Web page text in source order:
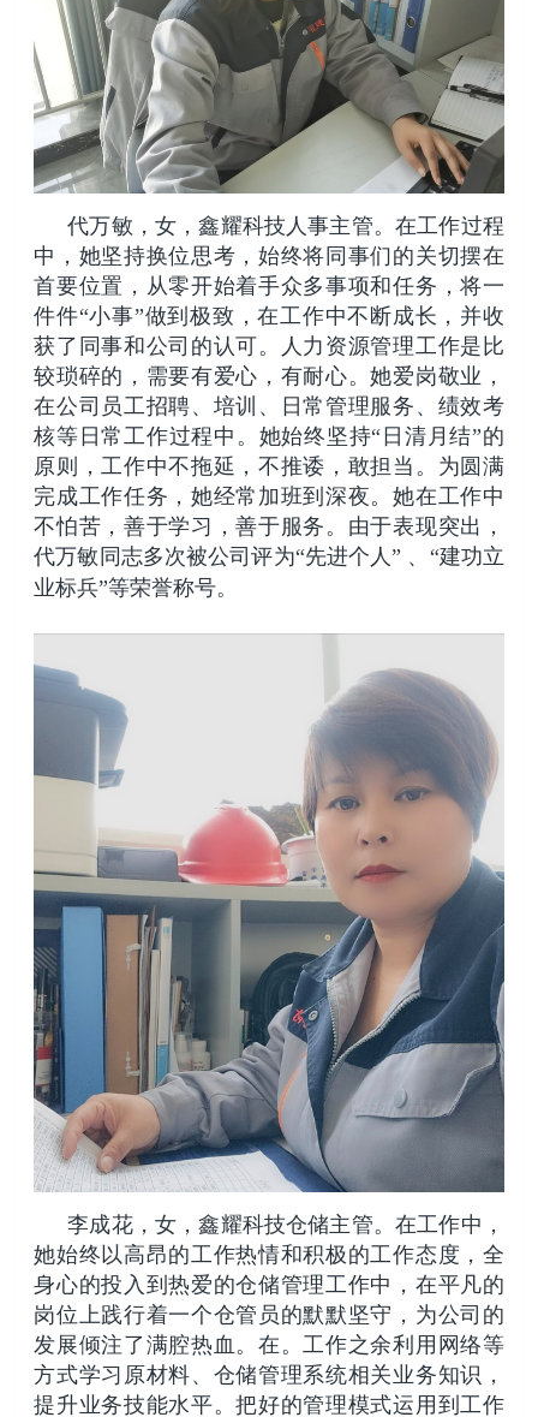
代万敏，女，鑫耀科技人事主管。在工作过程
中，她坚持换位思考，始终将同事们的关切摆在
首要位置，从零开始着手众多事项和任务，将一
件件“小事”做到极致，在工作中不断成长，并收
获了同事和公司的认可。人力资源管理工作是比
较琐碎的，需要有爱心，有耐心。她爱岗敬业，
在公司员工招聘、培训、日常管理服务、绩效考
核等日常工作过程中。她始终坚持“日清月结”的
原则，工作中不拖延，不推诿，敢担当。为圆满
完成工作任务，她经常加班到深夜。她在工作中
不怕苦，善于学习，善于服务。由于表现突出，
代万敏同志多次被公司评为“先进个人” 、“建功立
业标兵”等荣誉称号。
李成花，女，鑫耀科技仓储主管。在工作中，
她始终以高昂的工作热情和积极的工作态度，全
身心的投入到热爱的仓储管理工作中，在平凡的
岗位上践行着一个仓管员的默默坚守，为公司的
发展倾注了满腔热血。在。工作之余利用网络等
方式学习原材料、仓储管理系统相关业务知识，
提升业务技能水平。把好的管理模式运用到工作